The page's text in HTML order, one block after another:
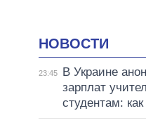
НОВОСТИ
23:45
В Украине
зарплат
студентам: